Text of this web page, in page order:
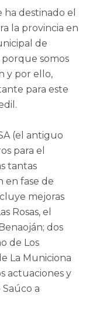
ha destinado el
la provincia en
de
somos
y por ello,
para este
(el antiguo
para el
tantas
en fase de
mejoras
Rosas, el
dos
de Los
La Municiona
actuaciones y
a